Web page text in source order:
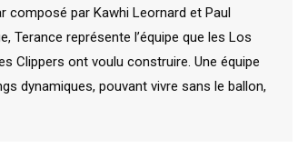
composé par Kawhi Leornard et Paul
Terance représente l’équipe que les Los
Clippers ont voulu construire. Une équipe
dynamiques, pouvant vivre sans le ballon,